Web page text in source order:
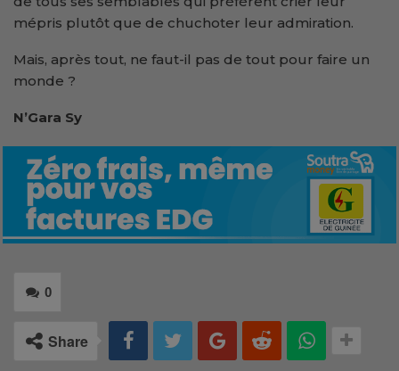
mépris plutôt que de chuchoter leur admiration.
Mais, après tout, ne faut-il pas de tout pour faire un
monde ?
N’Gara Sy
0
Share